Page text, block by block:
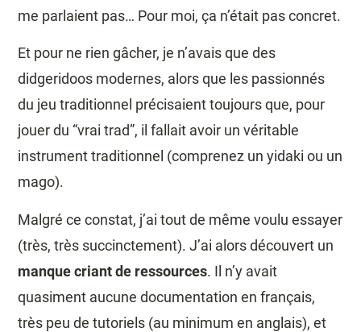
me parlaient pas… Pour moi, ça n’était pas concret.
Et pour ne rien gâcher, je n’avais que des
didgeridoos modernes, alors que les passionnés
du jeu traditionnel précisaient toujours que, pour
jouer du “vrai trad”, il fallait avoir un véritable
instrument traditionnel (comprenez un yidaki ou un
mago).
Malgré ce constat, j’ai tout de même voulu essayer
(très, très succinctement). J’ai alors découvert un
manque criant de ressources. Il n’y avait
quasiment aucune documentation en français,
très peu de tutoriels (au minimum en anglais), et